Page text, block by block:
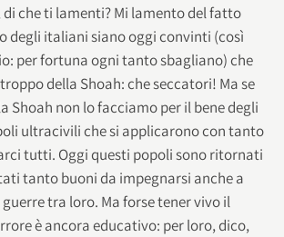
che ti lamenti? Mi lamento del fatto
degli italiani siano oggi convinti (così
per fortuna ogni tanto sbagliano) che
della Shoah: che seccatori! Ma se
Shoah non lo facciamo per il bene degli
ultracivili che si applicarono con tanto
tutti. Oggi questi popoli sono ritornati
tanto buoni da impegnarsi anche a
tra loro. Ma forse tener vivo il
è ancora educativo: per loro, dico,